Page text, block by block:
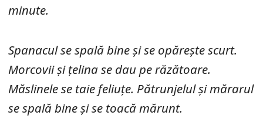
minute.
Spanacul se spală bine și se opărește scurt.
Morcovii și țelina se dau pe răzătoare.
Măslinele se taie feliuțe. Pătrunjelul și mărarul
se spală bine și se toacă mărunt.